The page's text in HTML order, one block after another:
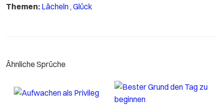
Themen: Lächeln,Glück
Ähnliche Sprüche